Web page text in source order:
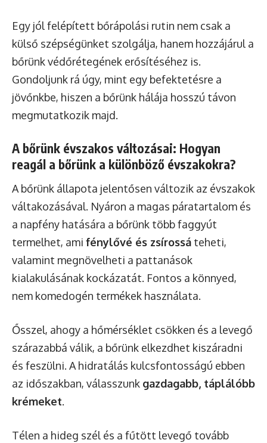
Egy jól felépített bőrápolási rutin nem csak a
külső szépségünket szolgálja, hanem hozzájárul a
bőrünk védőrétegének erősítéséhez is.
Gondoljunk rá úgy, mint egy befektetésre a
jövőnkbe, hiszen a bőrünk hálája hosszú távon
megmutatkozik majd.
A bőrünk évszakos változásai: Hogyan
reagál a bőrünk a különböző évszakokra?
A bőrünk állapota jelentősen változik az évszakok
váltakozásával. Nyáron a magas páratartalom és
a napfény hatására a bőrünk több faggyút
termelhet, ami fénylővé és zsírossá teheti,
valamint megnövelheti a pattanások
kialakulásának kockázatát. Fontos a könnyed,
nem komedogén termékek használata.
Ősszel, ahogy a hőmérséklet csökken és a levegő
szárazabbá válik, a bőrünk elkezdhet kiszáradni
és feszülni. A hidratálás kulcsfontosságú ebben
az időszakban, válasszunk gazdagabb, táplálóbb
krémeket.
Télen a hideg szél és a fűtött levegő tovább